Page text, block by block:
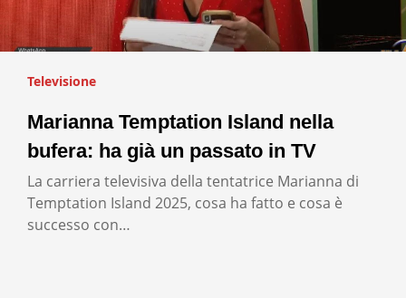
Televisione
Marianna Temptation Island nella
bufera: ha già un passato in TV
La carriera televisiva della tentatrice Marianna di
Temptation Island 2025, cosa ha fatto e cosa è
successo con…